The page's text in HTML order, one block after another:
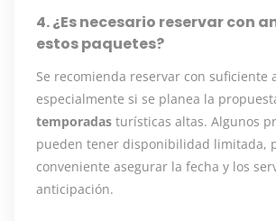
4. ¿Es necesario reservar con
estos paquetes?
Se recomienda reservar con suficiente
especialmente si se planea la
temporadas turísticas altas. Algunos
pueden tener disponibilidad limitada,
conveniente asegurar la fecha y los
anticipación.